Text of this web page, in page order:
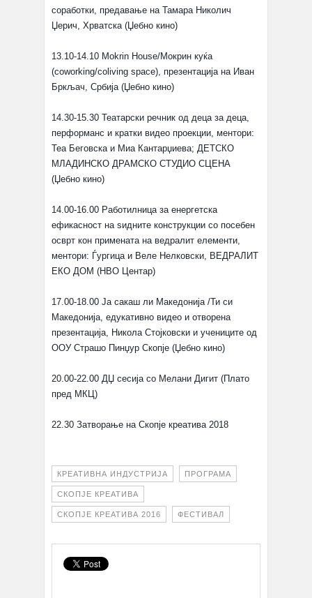
соработки, предавање на Тамара Николич
Џерич, Хрватска (Џебно кино)
13.10-14.10 Mokrin House/Мокрин куќа
(coworking/coliving space), презентација на Иван
Бркљач, Србија (Џебно кино)
14.30-15.30 Театарски речник од деца за деца,
перформанс и кратки видео проекции, ментори:
Теа Беговска и Миа Кантарџиева; ДЕТСКО
МЛАДИНСКО ДРАМСКО СТУДИО СЦЕНА
(Џебно кино)
14.00-16.00 Работилница за енергетска
ефикасност на ѕидните конструкции со посебен
осврт кон примената на ведралит елементи,
ментори: Ѓургица и Веле Нелковски, ВЕДРАЛИТ
ЕКО ДОМ (НВО Центар)
17.00-18.00 Ја сакаш ли Македонија /Ти си
Македонија, едукативно видео и отворена
презентација, Никола Стојковски и учениците од
ООУ Страшо Пинџур Скопје (Џебно кино)
20.00-22.00 ДЏ сесија со Мелани Дигит (Плато
пред МКЦ)
22.30 Затворање на Скопје креатива 2018
КРЕАТИВНА ИНДУСТРИЈА ПРОГРАМА
СКОПЈЕ КРЕАТИВА
СКОПЈЕ КРЕАТИВА 2016 ФЕСТИВАЛ